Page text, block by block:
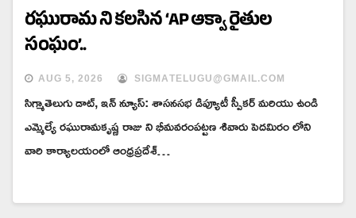
రఘురామ ని కలసిన ‘AP ఆక్వా రైతుల
సంఘం’..
AUG 5, 2026 SIGMATELUGU@GMAIL.COM
సిగ్మాతెలుగు డాట్, ఇన్ న్యూస్: శాసనసభ డిప్యూటీ స్పీకర్ మరియు ఉండి
ఎమ్మెల్యే రఘురామకృష్ణ రాజు ని భీమవరంపట్టణ శివారు పెదమిరం లోని
వారి కార్యాలయంలో ఆంధ్రప్రదేశ్…